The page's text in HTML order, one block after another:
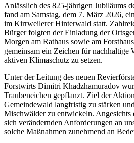
Anlässlich des 825-jährigen Jubiläums
fand am Samstag, dem 7. März 2026,
im Kirrweilerer Hinterwald statt.
Bürger folgten der Einladung der
Morgen am Rathaus sowie am
gemeinsam ein Zeichen für nachhaltige
aktiven Klimaschutz zu setzen.
Unter der Leitung des neuen
Forstwirts Dimitri Khadzhamuradov
Traubeneichen gepflanzt. Ziel der
Gemeindewald langfristig zu stärken
Mischwälder zu entwickeln. Angesichts
sich verändernden Anforderungen an
solche Maßnahmen zunehmend an